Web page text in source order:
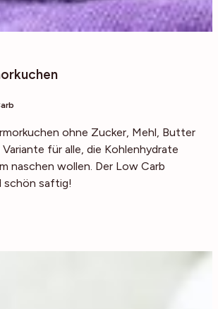
ohne Zucker, Mehl, Butter
Variante für alle, die Kohlenhydrate
naschen wollen. Der Low Carb
schön saftig!